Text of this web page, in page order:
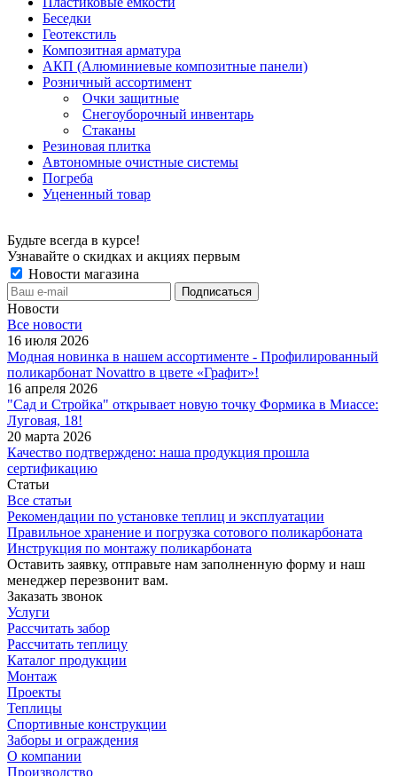
Беседки
Геотекстиль
Композитная арматура
АКП (Алюминиевые композитные панели)
Розничный ассортимент
Очки защитные
Снегоуборочный инвентарь
Стаканы
Резиновая плитка
Автономные очистные системы
Погреба
Уцененный товар
Будьте всегда в курсе!
Узнавайте о скидках и акциях первым
Новости магазина
Новости
Все новости
16 июля 2026
Модная новинка в нашем ассортименте - Профилированный
поликарбонат Novattro в цвете «Графит»!
16 апреля 2026
"Сад и Стройка" открывает новую точку Формика в Миассе:
Луговая, 18!
20 марта 2026
Качество подтверждено: наша продукция прошла
сертификацию
Статьи
Все статьи
Рекомендации по установке теплиц и эксплуатации
Правильное хранение и погрузка сотового поликарбоната
Инструкция по монтажу поликарбоната
Оставить заявку, отправьте нам заполненную форму и наш
менеджер перезвонит вам.
Заказать звонок
Услуги
Рассчитать забор
Рассчитать теплицу
Каталог продукции
Монтаж
Проекты
Теплицы
Спортивные конструкции
Заборы и ограждения
О компании
Производство